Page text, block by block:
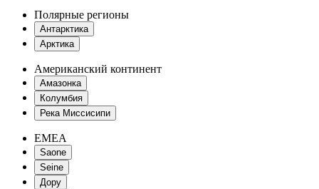
Полярные регионы
Антарктика
Арктика
Американский континент
Амазонка
Колумбия
Река Миссисипи
EMEA
Saone
Seine
Дору